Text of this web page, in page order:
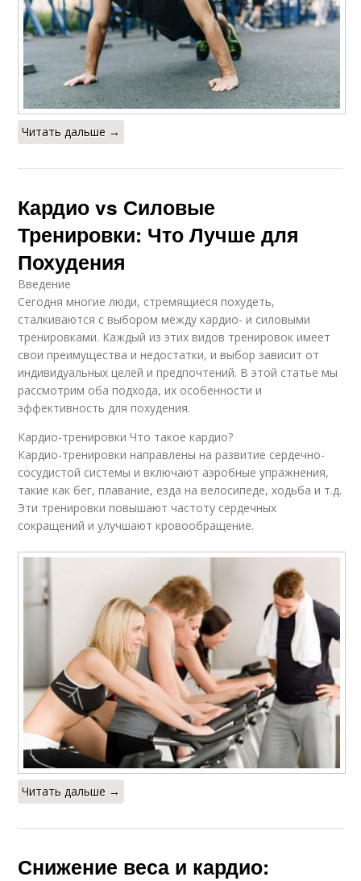
Читать дальше →
Кардио vs Силовые
Тренировки: Что Лучше для
Похудения
Введение
Сегодня многие люди, стремящиеся похудеть,
сталкиваются с выбором между кардио- и силовыми
тренировками. Каждый из этих видов тренировок имеет
свои преимущества и недостатки, и выбор зависит от
индивидуальных целей и предпочтений. В этой статье мы
рассмотрим оба подхода, их особенности и
эффективность для похудения.
Кардио-тренировки Что такое кардио?
Кардио-тренировки направлены на развитие сердечно-
сосудистой системы и включают аэробные упражнения,
такие как бег, плавание, езда на велосипеде, ходьба и т.д.
Эти тренировки повышают частоту сердечных
сокращений и улучшают кровообращение.
Читать дальше →
Снижение веса и кардио: